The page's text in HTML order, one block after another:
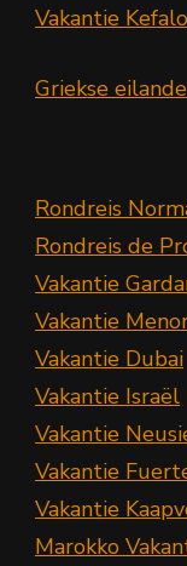
Vakantie
Griekse
Rondreis
Rondreis de
Vakantie
Vakantie
Vakantie Dubai
Vakantie Israël
Vakantie
Vakantie
Vakantie
Marokko